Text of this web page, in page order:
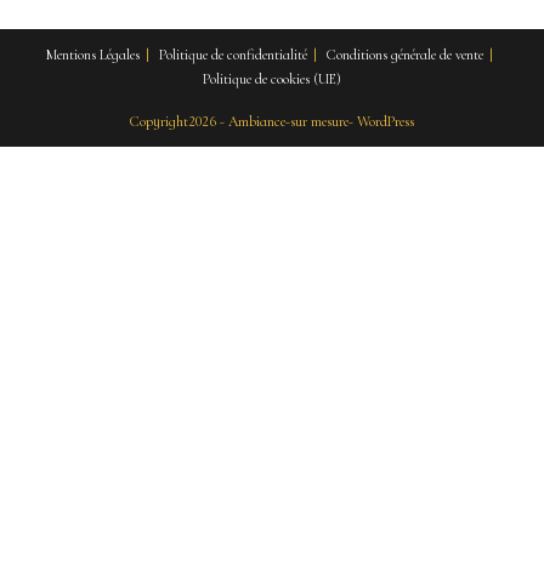
Mentions Légales Politique de confidentialité
Conditions générale de vente
Politique de cookies (UE)
Copyright2026 - Ambiance-sur mesure- WordPress